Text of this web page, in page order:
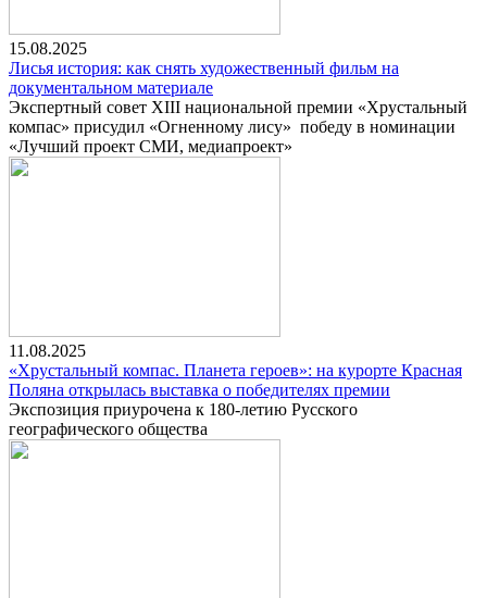
15.08.2025
Лисья история: как снять художественный фильм на
документальном материале
Экспертный совет XIII национальной премии «Хрустальный
компас» присудил «Огненному лису» победу в номинации
«Лучший проект СМИ, медиапроект»
11.08.2025
«Хрустальный компас. Планета героев»: на курорте Красная
Поляна открылась выставка о победителях премии
Экспозиция приурочена к 180-летию Русского
географического общества